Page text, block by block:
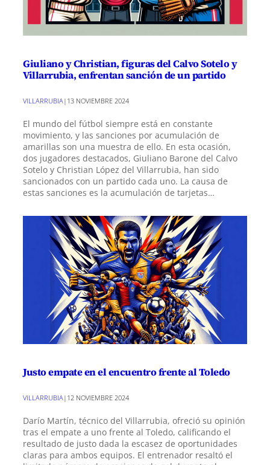
Giuliano y Christian, figuras del Calvo Sotelo y
Villarrubia, enfrentan sanción de un partido
VILLARRUBIA | 13 NOVIEMBRE 2024
El mundo del fútbol siempre está en constante
movimiento, y las sanciones por acumulación de
amarillas son una muestra de ello. En esta ocasión,
dos jugadores destacados, Giuliano Barone del Calvo
Sotelo y Christian López del Villarrubia, han sido
sancionados con un partido cada uno. La causa de
estas sanciones es la acumulación de tarjetas…
Justo empate en el encuentro frente al Toledo
VILLARRUBIA| 12 NOVIEMBRE 2024
Darío Martín, técnico del Villarrubia, ofreció su opinión
tras el empate a uno frente al Toledo, calificando el
resultado de justo dada la escasez de oportunidades
claras para ambos equipos. El entrenador resaltó el